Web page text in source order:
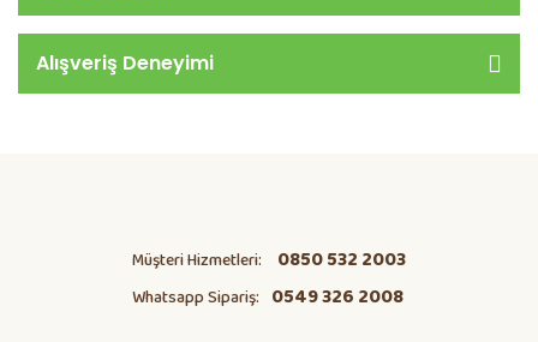
Alışveriş Deneyimi
Müşteri Hizmetleri: 0850 532 2003
Whatsapp Sipariş: 0549 326 2008